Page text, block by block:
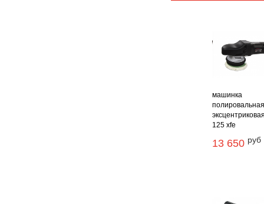
машинка
125 xfe
13 650 руб